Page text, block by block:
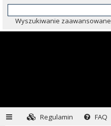
Wyszukiwanie zaawansowane
Regulamin
FAQ